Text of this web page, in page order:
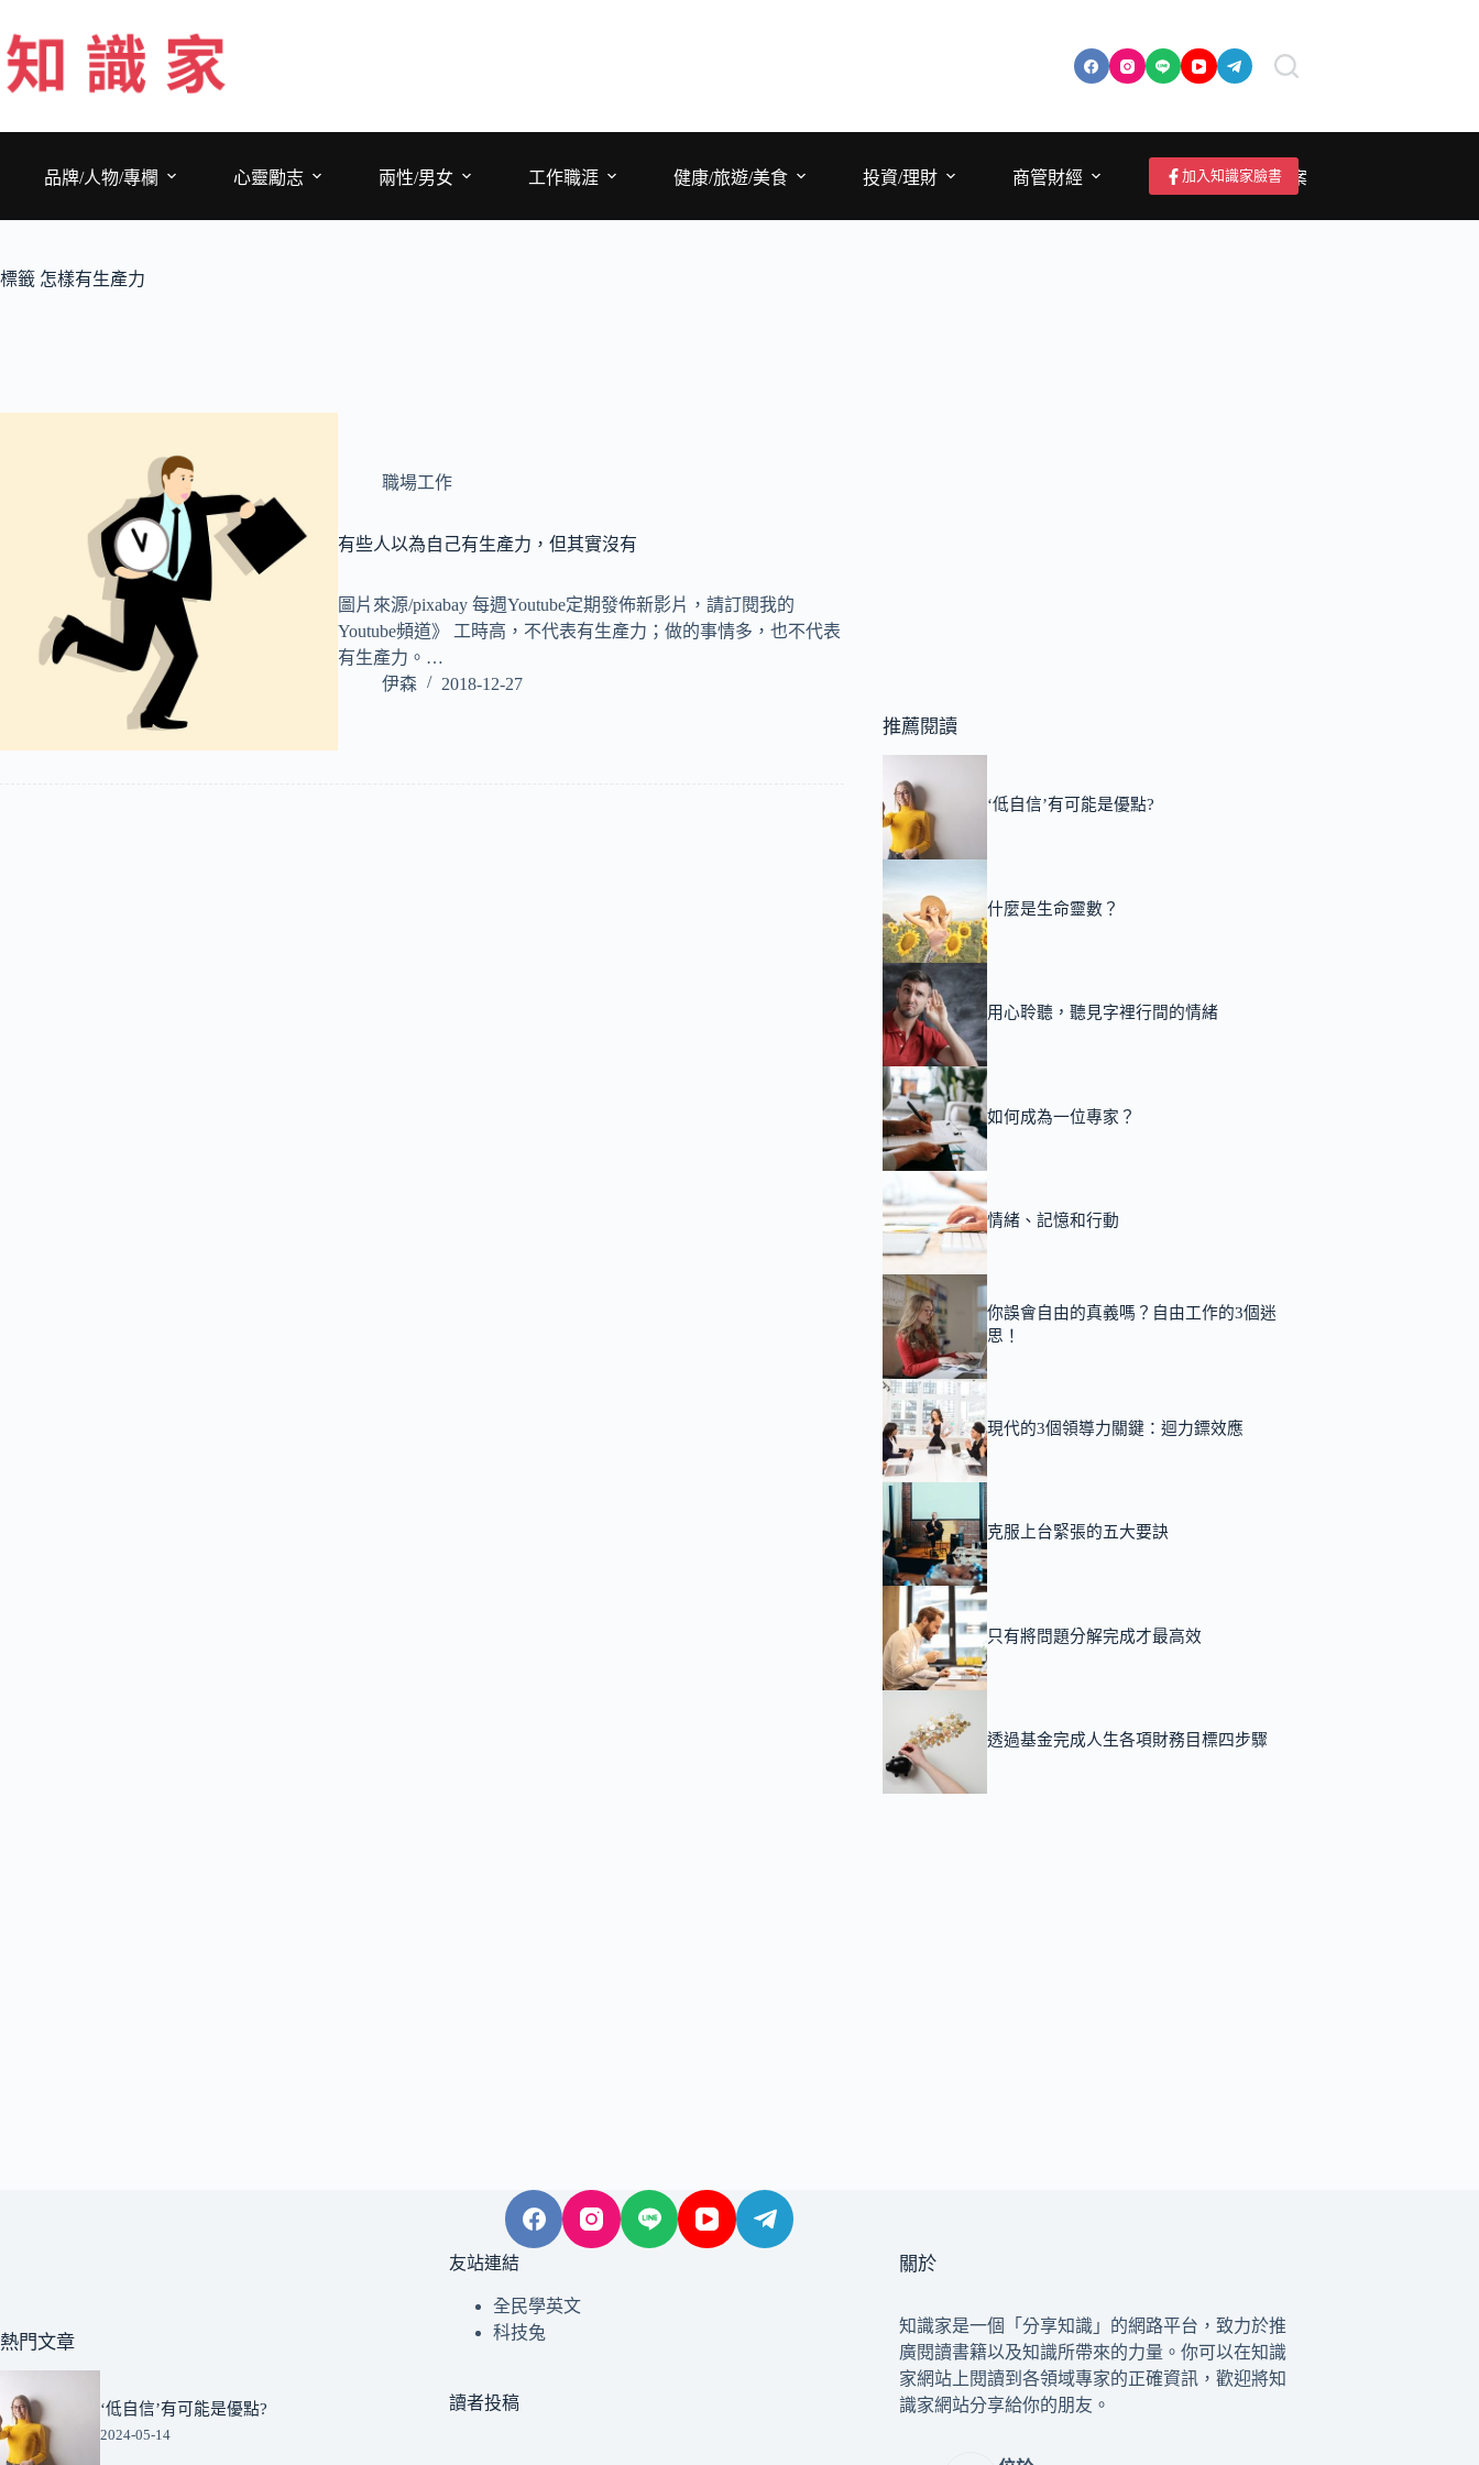
至
主
要
品牌/人物/專欄
心靈勵志 兩性/男女 工作職涯 健康/旅遊/美食 投資/理財 商管財經 成為作者/投稿/提案
加入知識家臉書
標籤 怎樣有生產力
職場工作
有些人以為自己有生產力，但其實沒有
圖片來源/pixabay 每週Youtube定期發佈新影片，請訂閱我的
Youtube頻道》 工時高，不代表有生產力；做的事情多，也不代表
有生產力。…
伊森
2018-12-27
推薦閱讀
‘低自信’有可能是優點?
什麼是生命靈數？
用心聆聽，聽見字裡行間的情緒
如何成為一位專家？
情緒、記憶和行動
你誤會自由的真義嗎？自由工作的3個迷
思！
現代的3個領導力關鍵：迴力鏢效應
克服上台緊張的五大要訣
只有將問題分解完成才最高效
透過基金完成人生各項財務目標四步驟
熱門文章
‘低自信’有可能是優點?
2024-05-14
友站連結
全民學英文
科技兔
讀者投稿
關於
知識家是一個「分享知識」的網路平台，致力於推
廣閱讀書籍以及知識所帶來的力量。你可以在知識
家網站上閱讀到各領域專家的正確資訊，歡迎將知
識家網站分享給你的朋友。